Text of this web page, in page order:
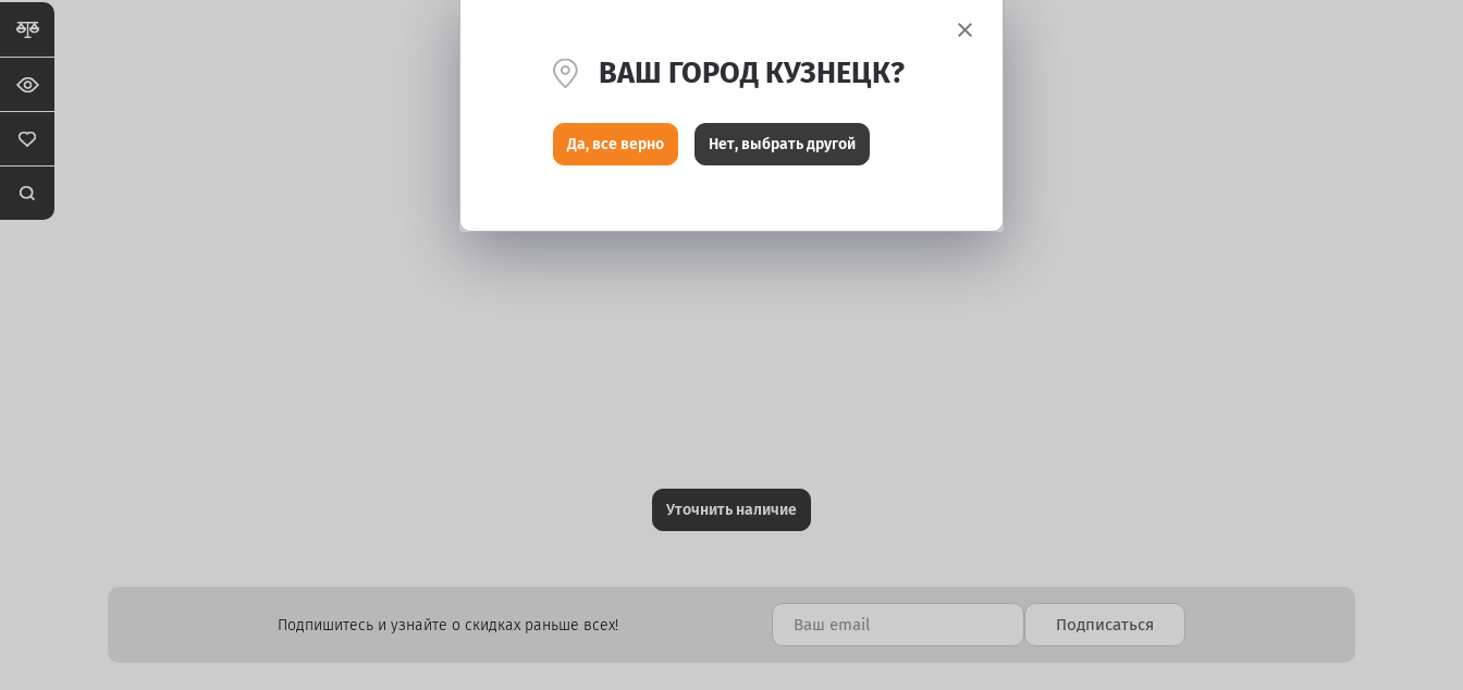
Уточнить наличие
Подпишитесь и узнайте о скидках раньше всех! Подписаться
ВАШ ГОРОД КУЗНЕЦК?
Да, все верно Нет, выбрать другой